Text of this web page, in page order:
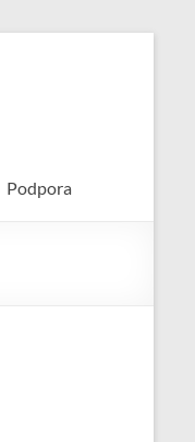
Podpora